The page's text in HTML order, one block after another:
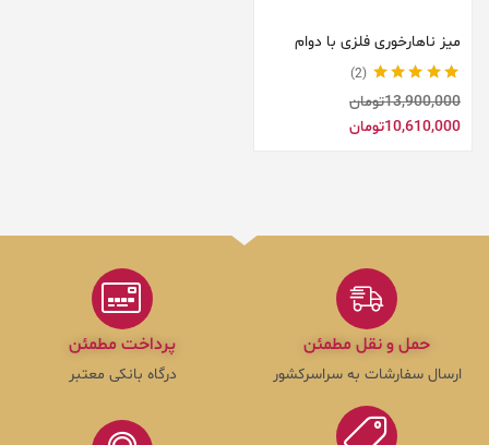
میز ناهارخوری فلزی با دوام
2
13,900,000تومان
10,610,000تومان
حمل و نقل مطمئن
ارسال سفارشات به سراسرکشور
پرداخت مطمئن
درگاه بانکی معتبر